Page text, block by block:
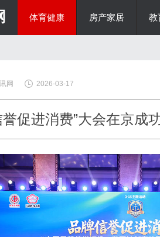
体育健康 房产家居 教
网 2026-03-17
誉促进消费”大会在京成